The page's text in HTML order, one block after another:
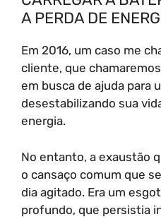
A PERDA DE
Em 2016, um caso me
cliente, que
em busca de ajuda para
desestabilizando sua
energia.
No entanto, a exaustão
o cansaço comum que
dia agitado. Era um
profundo, que persistia